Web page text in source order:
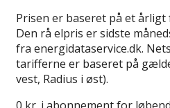
Prisen er baseret på et
Den rå elpris er sidste
fra energidataservice.dk.
tarifferne er baseret på
vest, Radius i øst).